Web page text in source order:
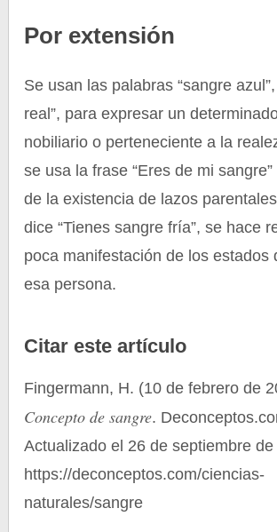
Por extensión
Se usan las palabras “sangre
real”, para expresar un
nobiliario o perteneciente a la
se usa la frase “Eres de mi
de la existencia de lazos
dice “Tienes sangre fría”, se hace
poca manifestación de los estados
esa persona.
Citar este artículo
Fingermann, H. (10 de febrero de
Concepto de sangre.
Actualizado el 26 de septiembre de
https://deconceptos.com/ciencias-
naturales/sangre